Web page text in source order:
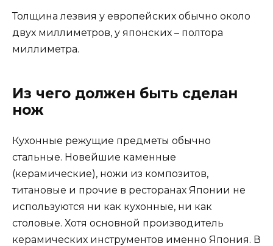
Толщина лезвия у европейских обычно около
двух миллиметров, у японских – полтора
миллиметра.
Из чего должен быть сделан
нож
Кухонные режущие предметы обычно
стальные. Новейшие каменные
(керамические), ножи из композитов,
титановые и прочие в ресторанах Японии не
используются ни как кухонные, ни как
столовые. Хотя основной производитель
керамических инструментов именно Япония. В